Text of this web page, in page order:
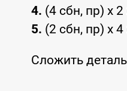
4. (4 сбн, пр) x 2
5. (2 сбн, пр) x 4
Сложить